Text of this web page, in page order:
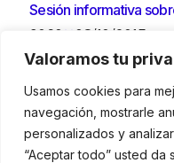
Valoramos tu
Usamos cookies para
navegación, mostrarle
personalizados y
“Aceptar todo” usted da
Sesión informativa
9060
08/10/2015
Sala de Actos del
Terrassa.
Publicaciones